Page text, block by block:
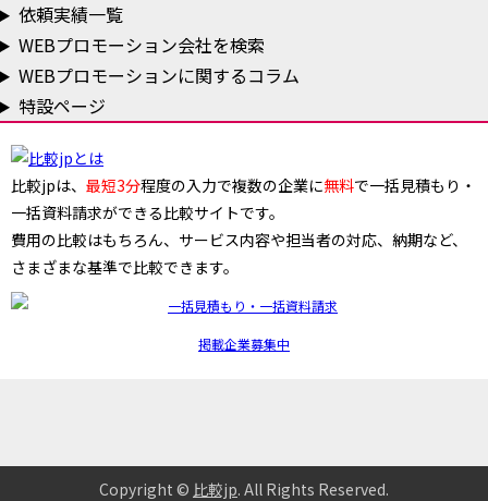
依頼実績一覧
WEBプロモーション会社を検索
WEBプロモーションに関するコラム
特設ページ
比較jpは、 最短3分程度の入力で複数の企業に無料で一括見積もり・
一括資料請求ができる比較サイトです。
費用の比較はもちろん、サービス内容や担当者の対応、納期など、
さまざまな基準で比較できます。
掲載企業募集中
Copyright © 比較jp. All Rights Reserved.